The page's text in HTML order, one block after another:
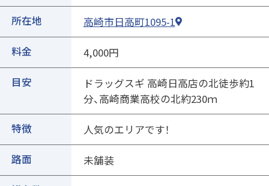
所在地 高崎市日高町1095-1
料金 4,000円
目安
ドラッグスギ 高崎日高店の北徒歩約1
分、高崎商業高校の北約230ｍ
特徴 人気のエリアです！
路面 未舗装
①ご契約中の駐車場の詳細ページを開きます